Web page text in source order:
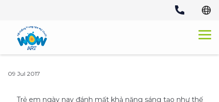
content
09 Jul 2017
Trẻ em ngày nay đánh mất khả năng sáng tạo như thế